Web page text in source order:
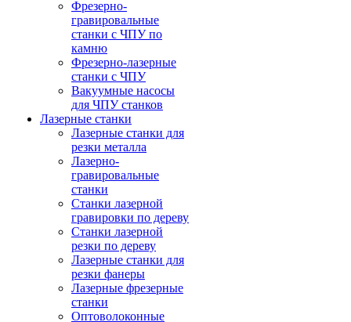
Фрезерно-
гравировальные
станки с ЧПУ по
камню
Фрезерно-лазерные
станки с ЧПУ
Вакуумные насосы
для ЧПУ станков
Лазерные станки
Лазерные станки для
резки металла
Лазерно-
гравировальные
станки
Станки лазерной
гравировки по дереву
Станки лазерной
резки по дереву
Лазерные станки для
резки фанеры
Лазерные фрезерные
станки
Оптоволоконные